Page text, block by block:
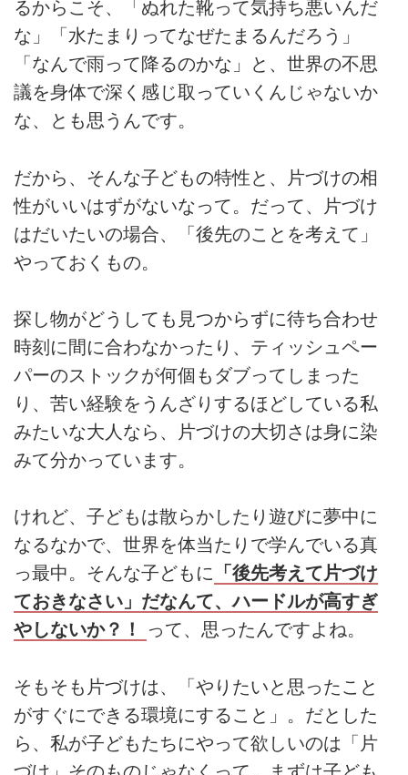
るからこそ、「ぬれた靴って気持ち悪いんだ
な」「水たまりってなぜたまるんだろう」
「なんで雨って降るのかな」と、世界の不思
議を身体で深く感じ取っていくんじゃないか
な、とも思うんです。
だから、そんな子どもの特性と、片づけの相
性がいいはずがないなって。だって、片づけ
はだいたいの場合、「後先のことを考えて」
やっておくもの。
探し物がどうしても見つからずに待ち合わせ
時刻に間に合わなかったり、ティッシュペー
パーのストックが何個もダブってしまった
り、苦い経験をうんざりするほどしている私
みたいな大人なら、片づけの大切さは身に染
みて分かっています。
けれど、子どもは散らかしたり遊びに夢中に
なるなかで、世界を体当たりで学んでいる真
っ最中。そんな子どもに 「後先考えて片づけ
ておきなさい」だなんて、ハードルが高すぎ
やしないか？！
って、思ったんですよね。
そもそも片づけは、「やりたいと思ったこと
がすぐにできる環境にすること」。だとした
ら、私が子どもたちにやって欲しいのは「片